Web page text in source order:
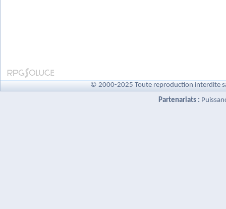
© 2000-2025 Toute reproduction interdite
Partenariats :